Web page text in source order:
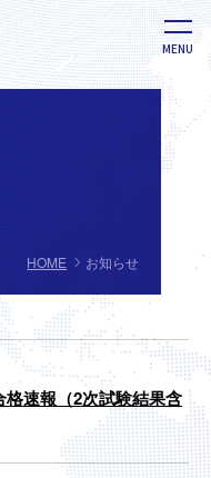
MENU
HOME お知らせ
格速報（2次試験結果含